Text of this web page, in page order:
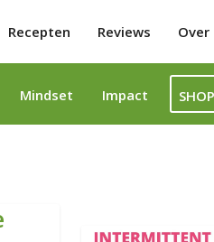
Recepten Reviews
Mindset Impact